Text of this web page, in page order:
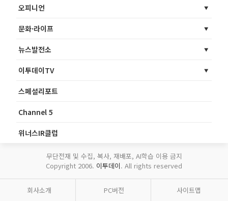
오피니언
문화·라이프
뉴스발전소
이투데이TV
스페셜리포트
Channel 5
위너스IR클럽
무단전재 및 수집, 복사, 재배포, AI학습 이용 금지
Copyright 2006. 이투데이. All rights reserved
회사소개 PC버전 사이트맵